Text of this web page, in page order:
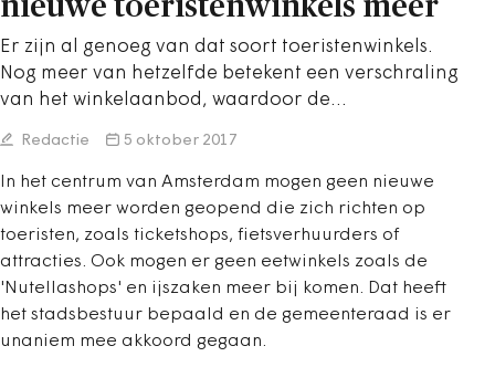
nieuwe toeristenwinkels meer
Er zijn al genoeg van dat soort toeristenwinkels.
Nog meer van hetzelfde betekent een verschraling
van het winkelaanbod, waardoor de…
Redactie 5 oktober 2017
In het centrum van Amsterdam mogen geen nieuwe
winkels meer worden geopend die zich richten op
toeristen, zoals ticketshops, fietsverhuurders of
attracties. Ook mogen er geen eetwinkels zoals de
'Nutellashops' en ijszaken meer bij komen. Dat heeft
het stadsbestuur bepaald en de gemeenteraad is er
unaniem mee akkoord gegaan.